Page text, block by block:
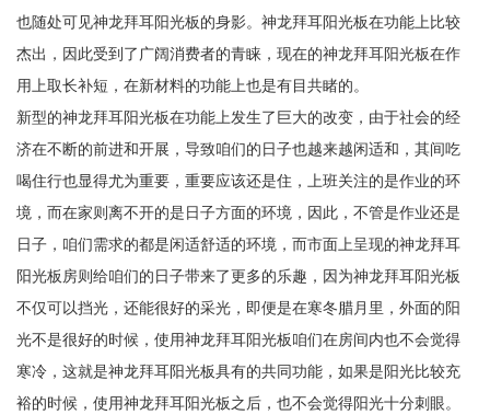
也随处可见神龙拜耳阳光板的身影。神龙拜耳阳光板在功能上比较
杰出，因此受到了广阔消费者的青睐，现在的神龙拜耳阳光板在作
用上取长补短，在新材料的功能上也是有目共睹的。
新型的神龙拜耳阳光板在功能上发生了巨大的改变，由于社会的经
济在不断的前进和开展，导致咱们的日子也越来越闲适和，其间吃
喝住行也显得尤为重要，重要应该还是住，上班关注的是作业的环
境，而在家则离不开的是日子方面的环境，因此，不管是作业还是
日子，咱们需求的都是闲适舒适的环境，而市面上呈现的神龙拜耳
阳光板房则给咱们的日子带来了更多的乐趣，因为神龙拜耳阳光板
不仅可以挡光，还能很好的采光，即便是在寒冬腊月里，外面的阳
光不是很好的时候，使用神龙拜耳阳光板咱们在房间内也不会觉得
寒冷，这就是神龙拜耳阳光板具有的共同功能，如果是阳光比较充
裕的时候，使用神龙拜耳阳光板之后，也不会觉得阳光十分刺眼。